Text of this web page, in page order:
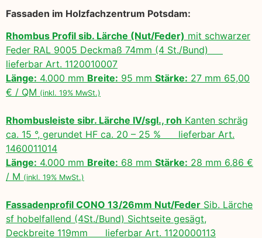
Fassaden im Holzfachzentrum Potsdam:
Rhombus Profil sib. Lärche (Nut/Feder) mit schwarzer
Feder RAL 9005 Deckmaß 74mm (4 St./Bund)
lieferbar Art. 1120010007
Länge: 4.000 mm Breite: 95 mm Stärke: 27 mm 65,00
€ / QM (inkl. 19% MwSt.)
Rhombusleiste sibr. Lärche IV/sgl., roh Kanten schräg
ca. 15 °, gerundet HF ca. 20 – 25 % lieferbar Art.
1460011014
Länge: 4.000 mm Breite: 68 mm Stärke: 28 mm 6,86 €
/ M (inkl. 19% MwSt.)
Fassadenprofil CONO 13/26mm Nut/Feder Sib. Lärche
sf hobelfallend (4St./Bund) Sichtseite gesägt,
Deckbreite 119mm lieferbar Art. 1120000113